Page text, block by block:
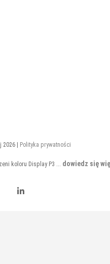
| Polityka prywatności
koloru Display P3 ... dowiedz się
LinkedIn